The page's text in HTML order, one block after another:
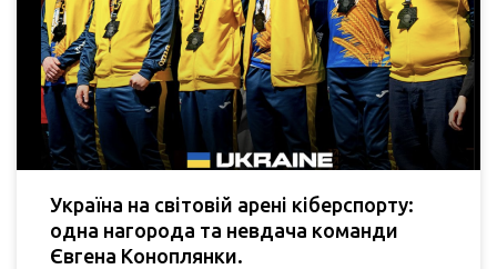
Україна на світовій арені кіберспорту:
одна нагорода та невдача команди
Євгена Коноплянки.